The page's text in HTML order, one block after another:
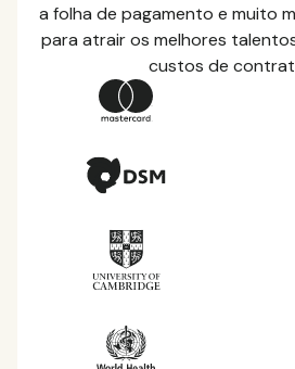
a folha de pagamento e muito
para atrair os melhores
custos de